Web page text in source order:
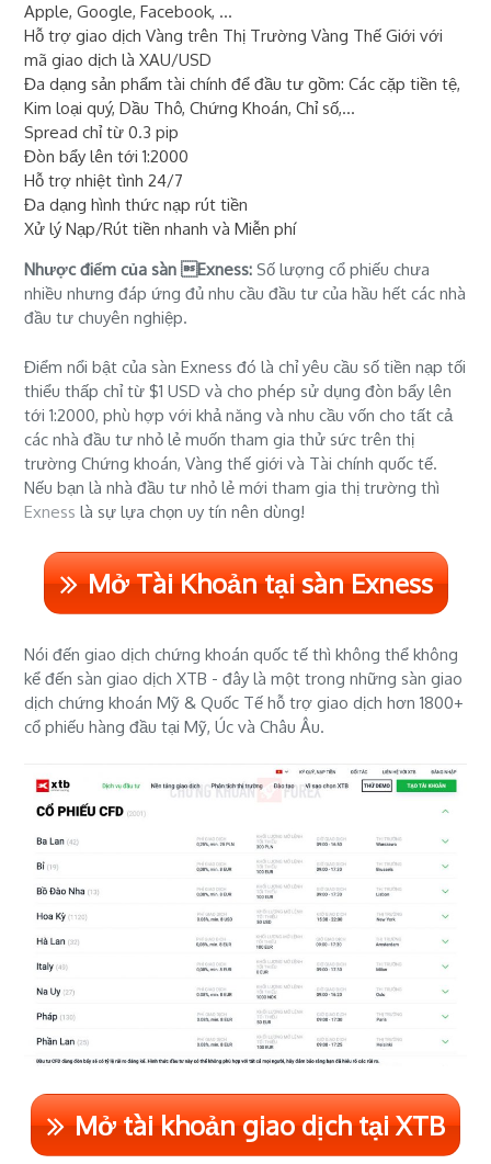
Apple, Google, Facebook, ...
Hỗ trợ giao dịch Vàng trên Thị Trường Vàng Thế Giới với
mã giao dịch là XAU/USD
Đa dạng sản phẩm tài chính để đầu tư gồm: Các cặp tiền tệ,
Kim loại quý, Dầu Thô, Chứng Khoán, Chỉ số,...
Spread chỉ từ 0.3 pip
Đòn bẩy lên tới 1:2000
Hỗ trợ nhiệt tình 24/7
Đa dạng hình thức nạp rút tiền
Xử lý Nạp/Rút tiền nhanh và Miễn phí
Nhược điểm của sàn Exness: Số lượng cổ phiếu chưa
nhiều nhưng đáp ứng đủ nhu cầu đầu tư của hầu hết các nhà
đầu tư chuyên nghiệp.
Điểm nổi bật của sàn Exness đó là chỉ yêu cầu số tiền nạp tối
thiểu thấp chỉ từ $1 USD và cho phép sử dụng đòn bẩy lên
tới 1:2000, phù hợp với khả năng và nhu cầu vốn cho tất cả
các nhà đầu tư nhỏ lẻ muốn tham gia thử sức trên thị
trường Chứng khoán, Vàng thế giới và Tài chính quốc tế.
Nếu bạn là nhà đầu tư nhỏ lẻ mới tham gia thị trường thì
Exness là sự lựa chọn uy tín nên dùng!
Mở Tài Khoản tại sàn Exness
Nói đến giao dịch chứng khoán quốc tế thì không thể không
kể đến sàn giao dịch XTB - đây là một trong những sàn giao
dịch chứng khoán Mỹ & Quốc Tế hỗ trợ giao dịch hơn 1800+
cổ phiếu hàng đầu tại Mỹ, Úc và Châu Âu.
Mở tài khoản giao dịch tại XTB